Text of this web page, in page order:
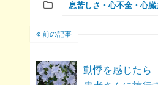
息苦しさ・心不全・心臓
前の記事
動悸を感じた